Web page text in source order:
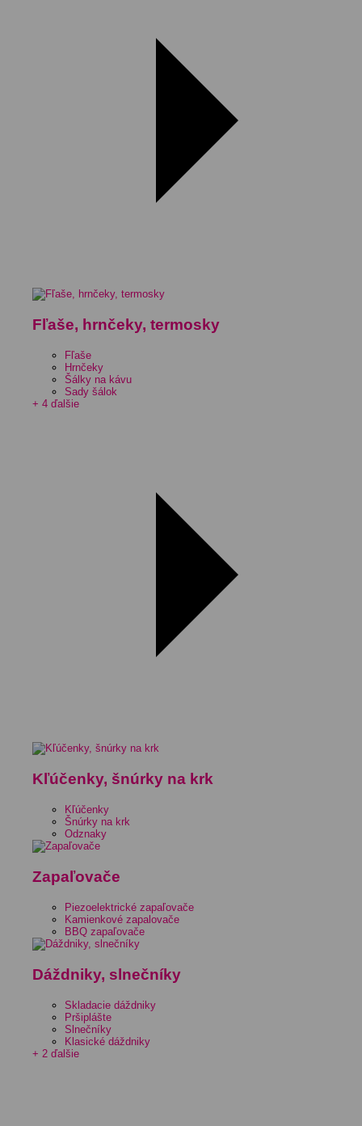
Fľaše, hrnčeky, termosky
Fľaše
Hrnčeky
Šálky na kávu
Sady šálok
+ 4 ďalšie
Kľúčenky, šnúrky na krk
Kľúčenky
Šnúrky na krk
Odznaky
Zapaľovače
Piezoelektrické zapaľovače
Kamienkové zapalovače
BBQ zapaľovače
Dáždniky, slnečníky
Skladacie dáždniky
Pršiplášte
Slnečníky
Klasické dáždniky
+ 2 ďalšie